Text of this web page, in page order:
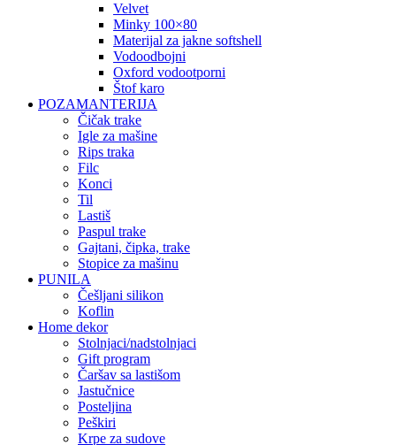
velvet
minky 100×80
materijal za jakne softshell
vodoodbojni
oxford vodootporni
štof karo
POZAMANTERIJA
čičak trake
igle za mašine
rips traka
filc
konci
til
lastiš
paspul trake
gajtani, čipka, trake
stopice za mašinu
PUNILA
češljani silikon
koflin
Home dekor
stolnjaci/nadstolnjaci
gift program
čaršav sa lastišom
jastučnice
posteljina
peškiri
krpe za sudove